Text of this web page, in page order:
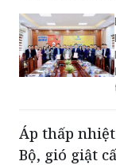
Áp thấp
Bộ, gió giật